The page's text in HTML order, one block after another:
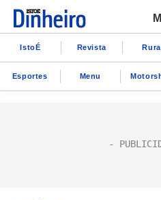
IstoÉ Revista
Esportes Menu